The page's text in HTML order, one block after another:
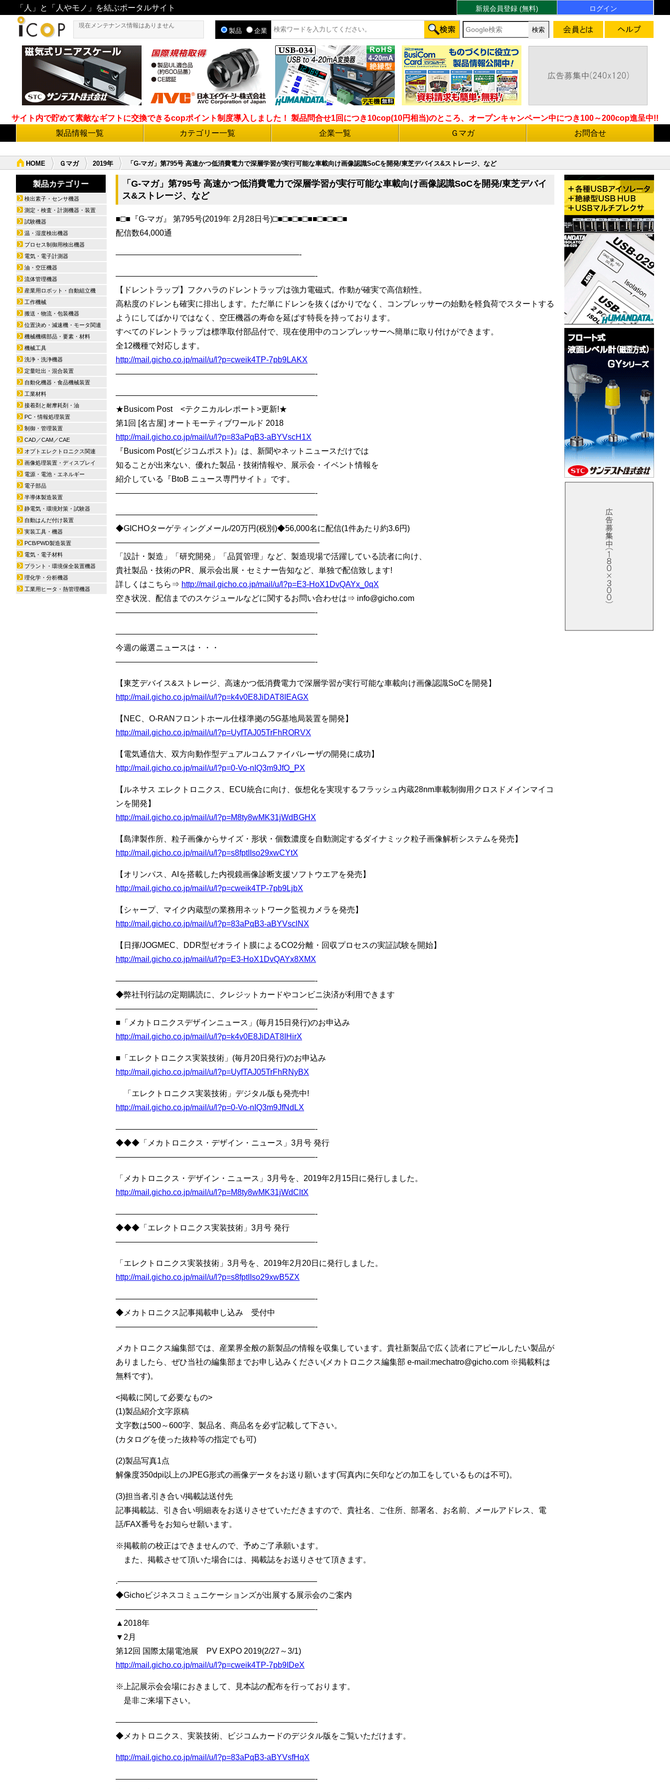
「人」と「人やモノ」を結ぶポータルサイト ログイン
新規会員登録 (無料)
現在メンテナンス情報はありません
製品 企業
サイト内で貯めて素敵なギフトに交換できるcopポイント制度導入しました！ 製品問合せ1回につき10cop(10円相当)のところ、オープンキャンペーン中につき100～200cop進呈中!!
製品情報一覧
カテゴリー一覧 企業一覧 Ｇマガ お問合せ
HOME Ｇマガ 2019年 「G-マガ」第795号 高速かつ低消費電力で深層学習が実行可能な車載向け画像認識SoCを開発/東芝デバイス&ストレージ、など
「G-マガ」第795号 高速かつ低消費電力で深層学習が実行可能な車載向け画像認識SoCを開発/東芝デバイ
ス&ストレージ、など
■□■『G-マガ』 第795号(2019年 2月28日号)□■□■□■□■■□■□■□■
配信数64,000通
———————————————————————-
—————————————————————————-
【ドレントラップ】フクハラのドレントラップは強力電磁式。作動が確実で高信頼性。
高粘度のドレンも確実に排出します。ただ単にドレンを抜くばかりでなく、コンプレッサーの始動を軽負荷でスタートする
ようにしてばかりではなく、空圧機器の寿命を延ばす特長を持っております。
すべてのドレントラップは標準取付部品付で、現在使用中のコンプレッサーへ簡単に取り付けができます。
全12機種で対応します。
http://mail.gicho.co.jp/mail/u/l?p=cweik4TP-7pb9LAKX
—————————————————————————-
—————————————————————————-
★Busicom Post <テクニカルレポート>更新!★
第1回 [名古屋] オートモーティブワールド 2018
http://mail.gicho.co.jp/mail/u/l?p=83aPqB3-aBYVscH1X
『Busicom Post(ビジコムポスト)』は、新聞やネットニュースだけでは
知ることが出来ない、優れた製品・技術情報や、展示会・イベント情報を
紹介している『BtoB ニュース専門サイト』です。
—————————————————————————-
—————————————————————————-
◆GICHOターゲティングメール/20万円(税別)◆56,000名に配信(1件あたり約3.6円)
—————————————————————————–
「設計・製造」「研究開発」「品質管理」など、製造現場で活躍している読者に向け、
貴社製品・技術のPR、展示会出展・セミナー告知など、単独で配信致します!
詳しくはこちら⇒ http://mail.gicho.co.jp/mail/u/l?p=E3-HoX1DvQAYx_0qX
空き状況、配信までのスケジュールなどに関するお問い合わせは⇒ info@gicho.com
—————————————————————————-
—————————————————————————-
今週の厳選ニュースは・・・
—————————————————————————-
【東芝デバイス&ストレージ、高速かつ低消費電力で深層学習が実行可能な車載向け画像認識SoCを開発】
http://mail.gicho.co.jp/mail/u/l?p=k4v0E8JiDAT8IEAGX
【NEC、O-RANフロントホール仕様準拠の5G基地局装置を開発】
http://mail.gicho.co.jp/mail/u/l?p=UyfTAJ05TrFhRORVX
【電気通信大、双方向動作型デュアルコムファイバレーザの開発に成功】
http://mail.gicho.co.jp/mail/u/l?p=0-Vo-nIQ3m9JfO_PX
【ルネサス エレクトロニクス、ECU統合に向け、仮想化を実現するフラッシュ内蔵28nm車載制御用クロスドメインマイコ
ンを開発】
http://mail.gicho.co.jp/mail/u/l?p=M8ty8wMK31jWdBGHX
【島津製作所、粒子画像からサイズ・形状・個数濃度を自動測定するダイナミック粒子画像解析システムを発売】
http://mail.gicho.co.jp/mail/u/l?p=s8fptIIso29xwCYtX
【オリンパス、AIを搭載した内視鏡画像診断支援ソフトウエアを発売】
http://mail.gicho.co.jp/mail/u/l?p=cweik4TP-7pb9LjbX
【シャープ、マイク内蔵型の業務用ネットワーク監視カメラを発売】
http://mail.gicho.co.jp/mail/u/l?p=83aPqB3-aBYVsclNX
【日揮/JOGMEC、DDR型ゼオライト膜によるCO2分離・回収プロセスの実証試験を開始】
http://mail.gicho.co.jp/mail/u/l?p=E3-HoX1DvQAYx8XMX
—————————————————————————-
◆弊社刊行誌の定期購読に、クレジットカードやコンビニ決済が利用できます
—————————————————————————-
■「メカトロニクスデザインニュース」(毎月15日発行)のお申込み
http://mail.gicho.co.jp/mail/u/l?p=k4v0E8JiDAT8IHirX
■「エレクトロニクス実装技術」(毎月20日発行)のお申込み
http://mail.gicho.co.jp/mail/u/l?p=UyfTAJ05TrFhRNyBX
「エレクトロニクス実装技術」デジタル版も発売中!
http://mail.gicho.co.jp/mail/u/l?p=0-Vo-nIQ3m9JfNdLX
—————————————————————————-
◆◆◆「メカトロニクス・デザイン・ニュース」3月号 発行
—————————————————————————-
「メカトロニクス・デザイン・ニュース」3月号を、2019年2月15日に発行しました。
http://mail.gicho.co.jp/mail/u/l?p=M8ty8wMK31jWdCltX
—————————————————————————-
◆◆◆「エレクトロニクス実装技術」3月号 発行
—————————————————————————-
「エレクトロニクス実装技術」3月号を、2019年2月20日に発行しました。
http://mail.gicho.co.jp/mail/u/l?p=s8fptIIso29xwB5ZX
—————————————————————————-
◆メカトロニクス記事掲載申し込み 受付中
—————————————————————————-
メカトロニクス編集部では、産業界全般の新製品の情報を収集しています。貴社新製品で広く読者にアピールしたい製品が
ありましたら、ぜひ当社の編集部までお申し込みください(メカトロニクス編集部 e-mail:mechatro@gicho.com ※掲載料は
無料です)。
<掲載に関して必要なもの>
(1)製品紹介文字原稿
文字数は500～600字、製品名、商品名を必ず記載して下さい。
(カタログを使った抜粋等の指定でも可)
(2)製品写真1点
解像度350dpi以上のJPEG形式の画像データをお送り願います(写真内に矢印などの加工をしているものは不可)。
(3)担当者,引き合い/掲載誌送付先
記事掲載誌、引き合い明細表をお送りさせていただきますので、貴社名、ご住所、部署名、お名前、メールアドレス、電
話/FAX番号をお知らせ願います。
※掲載前の校正はできませんので、予めご了承願います。
また、掲載させて頂いた場合には、掲載誌をお送りさせて頂きます。
.—————————————————————————
◆Gichoビジネスコミュニケーションズが出展する展示会のご案内
—————————————————————————-
▲2018年
▼2月
第12回 国際太陽電池展 PV EXPO 2019(2/27～3/1)
http://mail.gicho.co.jp/mail/u/l?p=cweik4TP-7pb9IDeX
※上記展示会会場におきまして、見本誌の配布を行っております。
是非ご来場下さい。
—————————————————————————-
◆メカトロニクス、実装技術、ビジコムカードのデジタル版をご覧いただけます。
http://mail.gicho.co.jp/mail/u/l?p=83aPqB3-aBYVsfHqX
—————————————————————————-
製品カテゴリー
検出素子・センサ機器
測定・検査・計測機器・装置
試験機器
温・湿度検出機器
プロセス制御用検出機器
電気・電子計測器
油・空圧機器
流体管理機器
産業用ロボット・自動組立機
工作機械
搬送・物流・包装機器
位置決め・減速機・モータ関連
機械機構部品・要素・材料
機械工具
洗浄・洗浄機器
定量吐出・混合装置
自動化機器・食品機械装置
工業材料
接着剤と耐摩耗剤・油
PC・情報処理装置
制御・管理装置
CAD／CAM／CAE
オプトエレクトロニクス関連
画像処理装置・ディスプレイ
電源・電池・エネルギー
電子部品
半導体製造装置
静電気・環境対策・試験器
自動はんだ付け装置
実装工具・機器
PCB/PWD製造装置
電気・電子材料
プラント・環境保全装置機器
理化学・分析機器
工業用ヒータ・熱管理機器